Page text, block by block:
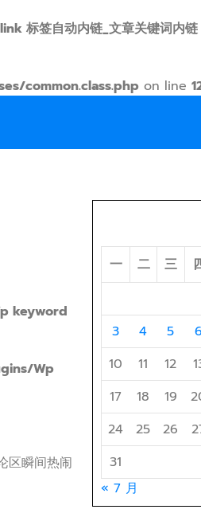
签自动内链_文章关键词内链
common.class.php on line
keyword
Wp
区瞬间热闹
一
二 三
3
4 5 6
10
11 12
17
18 19
24
25 26
31
« 7 月